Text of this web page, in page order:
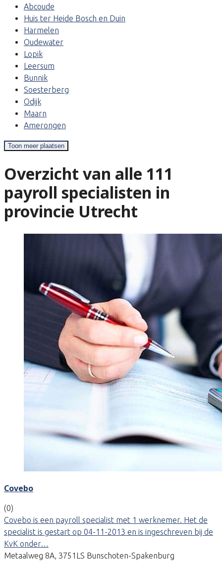
Abcoude
Huis ter Heide Bosch en Duin
Harmelen
Oudewater
Lopik
Leersum
Bunnik
Soesterberg
Odijk
Maarn
Amerongen
Toon meer plaatsen
Overzicht van alle 111
payroll specialisten in
provincie Utrecht
Covebo
(0)
Covebo is een payroll specialist met 1 werknemer. Het de
specialist is gestart op 04-11-2013 en is ingeschreven bij de
KvK onder…
Metaalweg 8A, 3751LS Bunschoten-Spakenburg